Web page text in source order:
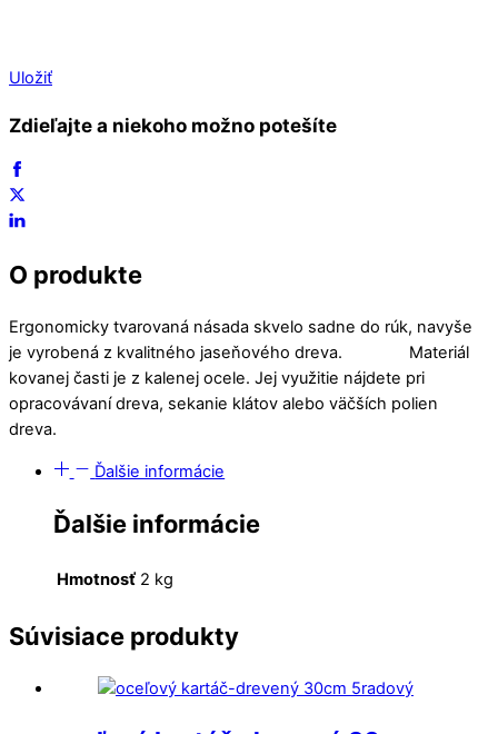
Uložiť
Zdieľajte a niekoho možno potešíte
O produkte
Ergonomicky tvarovaná násada skvelo sadne do rúk, navyše
je vyrobená z kvalitného jaseňového dreva. Materiál
kovanej časti je z kalenej ocele. Jej využitie nájdete pri
opracovávaní dreva, sekanie klátov alebo väčších polien
dreva.
Ďalšie informácie
Ďalšie informácie
Hmotnosť 2 kg
Súvisiace produkty